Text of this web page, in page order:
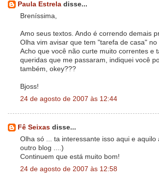
Paula Estrela disse...
Breníssima,
Amo seus textos. Ando é correndo demais
Olha vim avisar que tem "tarefa de casa" no
Acho que você não curte muito correntes e
queridas que me passaram, indiquei você
também, okey???
Bjoss!
24 de agosto de 2007 às 12:44
Fê Seixas disse...
Olha só ... ta interessante isso aqui e
outro blog ....)
Continuem que está muito bom!
24 de agosto de 2007 às 12:58